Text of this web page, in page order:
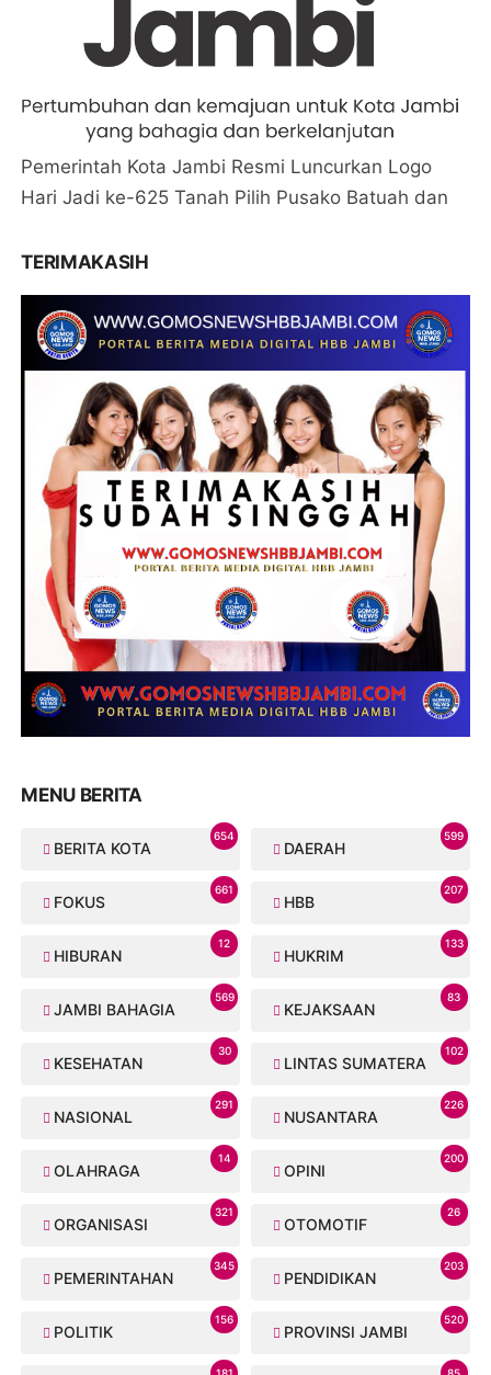
Pemerintah Kota Jambi Resmi Luncurkan Logo
Hari Jadi ke-625 Tanah Pilih Pusako Batuah dan
TERIMAKASIH
MENU BERITA
BERITA KOTA
654
DAERAH
599
FOKUS
661
HBB
207
HIBURAN
12
HUKRIM
133
JAMBI BAHAGIA
569
KEJAKSAAN
83
KESEHATAN
30
LINTAS SUMATERA
102
NASIONAL
291
NUSANTARA
226
OLAHRAGA
14
OPINI
200
ORGANISASI
321
OTOMOTIF
26
PEMERINTAHAN
345
PENDIDIKAN
203
POLITIK
156
PROVINSI JAMBI
520